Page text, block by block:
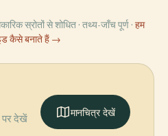
स्रोतों से शोधित · तथ्य-जाँच पूर्ण · हम
कैसे बनाते हैं →
पर देखें
मानचित्र देखें